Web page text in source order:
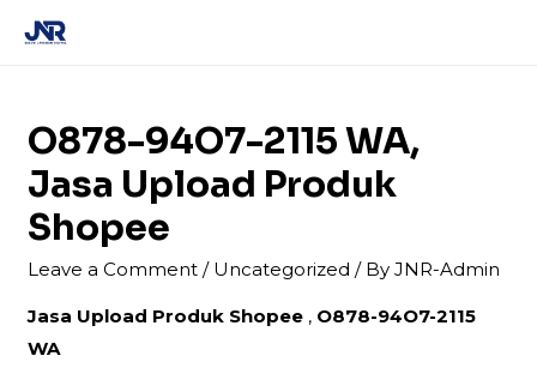
O878-94O7-2115 WA,
Jasa Upload Produk
Shopee
Leave a Comment / Uncategorized / ByJNR-Admin
Jasa Upload Produk Shopee , O878-94O7-2115
WA